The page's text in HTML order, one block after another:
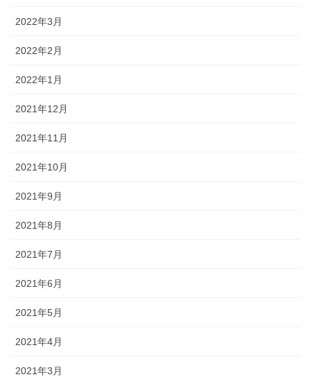
2022年3月
2022年2月
2022年1月
2021年12月
2021年11月
2021年10月
2021年9月
2021年8月
2021年7月
2021年6月
2021年5月
2021年4月
2021年3月